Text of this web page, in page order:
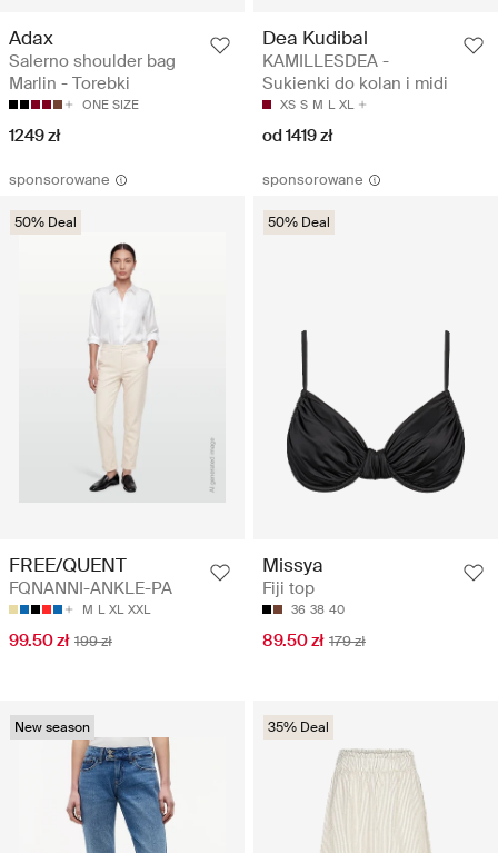
Adax
Salerno shoulder bag
Marlin - Torebki
ONE SIZE
1249 zł
Dea Kudibal
KAMILLESDEA -
Sukienki do kolan i midi
XS S M L XL
od 1419 zł
sponsorowane
50% Deal
FREE/QUENT
FQNANNI-ANKLE-PA
M L XL XXL
99.50 zł 199 zł
sponsorowane
50% Deal
Missya
Fiji top
36 38 40
89.50 zł 179 zł
New season 35% Deal